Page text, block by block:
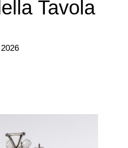
Tavola